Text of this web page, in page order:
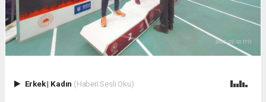
Erkek| Kadın (Haberi Sesli Oku)